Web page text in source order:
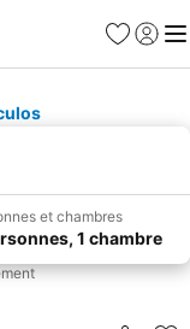
Favoris
Se
et chambres
1 chambre